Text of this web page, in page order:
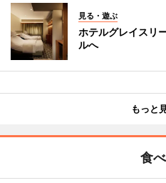
見る・遊ぶ
ホテルグレイスリ
ルへ
もっと
食